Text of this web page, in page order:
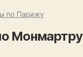
по Парижу
Монмартру